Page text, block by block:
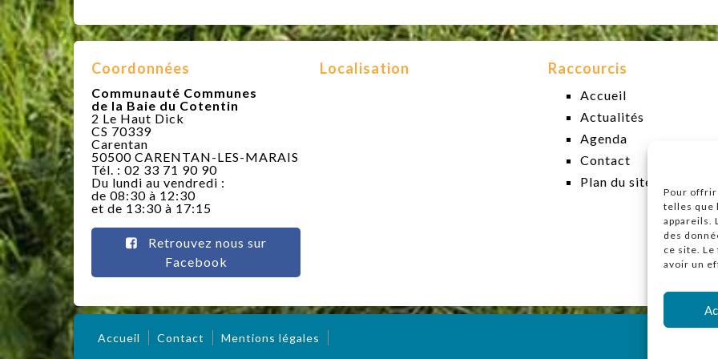
Pour offrir
telles que
appareils.
des
ce site.
avoir un
Coordonnées
Communauté Communes
de la Baie du Cotentin
2 Le Haut Dick
CS 70339
Carentan
50500 CARENTAN-LES-MARAIS
Tél. : 02 33 71 90 90
Du lundi au vendredi :
de 08:30 à 12:30
et de 13:30 à 17:15
Retrouvez nous sur
Facebook
Localisation Raccourcis
Accueil
Actualités
Agenda
Contact
Plan du site
Accueil Contact Mentions légales